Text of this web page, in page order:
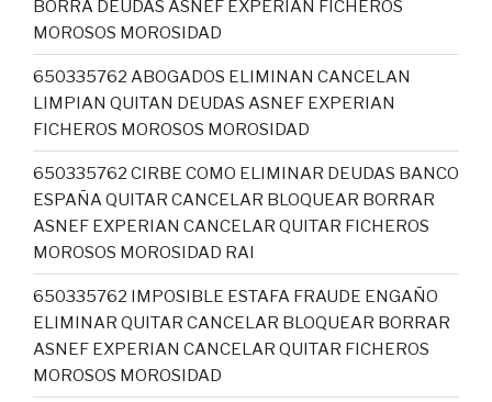
BORRA DEUDAS ASNEF EXPERIAN FICHEROS
MOROSOS MOROSIDAD
650335762 ABOGADOS ELIMINAN CANCELAN
LIMPIAN QUITAN DEUDAS ASNEF EXPERIAN
FICHEROS MOROSOS MOROSIDAD
650335762 CIRBE COMO ELIMINAR DEUDAS BANCO
ESPAÑA QUITAR CANCELAR BLOQUEAR BORRAR
ASNEF EXPERIAN CANCELAR QUITAR FICHEROS
MOROSOS MOROSIDAD RAI
650335762 IMPOSIBLE ESTAFA FRAUDE ENGAÑO
ELIMINAR QUITAR CANCELAR BLOQUEAR BORRAR
ASNEF EXPERIAN CANCELAR QUITAR FICHEROS
MOROSOS MOROSIDAD